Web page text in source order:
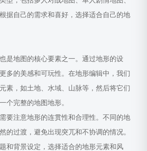
据自己的需求和喜好，选择适合自己的地
是地图的核心要素之一。通过地形的设
多的美感和可玩性。在地形编辑中，我们
素，如土地、水域、山脉等，然后将它们
个完整的地图地形。
要注意地形的连贯性和合理性。不同的地
的过渡，避免出现突兀和不协调的情况。
和背景设定，选择适合的地形元素和风